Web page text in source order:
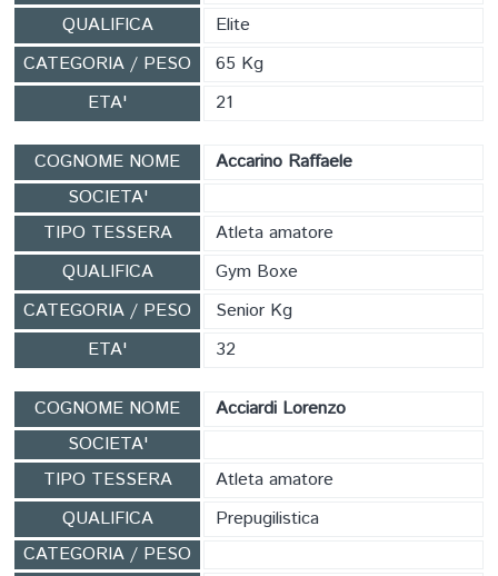
QUALIFICA
Elite
CATEGORIA / PESO
65 Kg
ETA'
21
COGNOME NOME
Accarino Raffaele
SOCIETA'
TIPO TESSERA
Atleta amatore
QUALIFICA
Gym Boxe
CATEGORIA / PESO
Senior Kg
ETA'
32
COGNOME NOME
Acciardi Lorenzo
SOCIETA'
TIPO TESSERA
Atleta amatore
QUALIFICA
Prepugilistica
CATEGORIA / PESO